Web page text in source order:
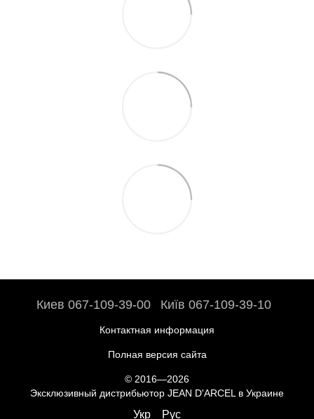
Киев 067-109-39-00 Київ 067-109-39-10
Контактная информация
Полная версия сайта
© 2016—2026
Эксклюзивный дистрибьютор JEAN D'ARCEL в Украине
Укр Рус